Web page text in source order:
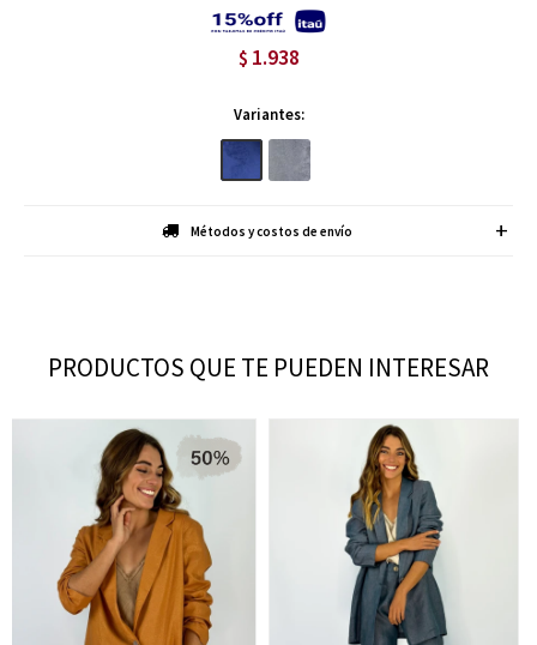
$ 1.938
Variantes:
Métodos y costos de envío
PRODUCTOS QUE TE PUEDEN INTERESAR